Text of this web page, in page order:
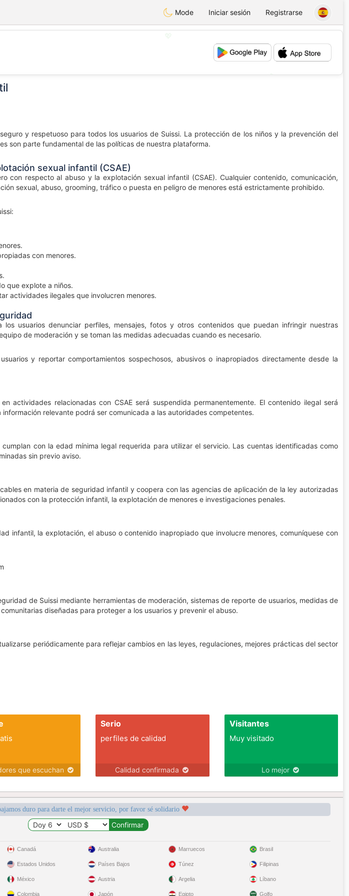
Mode Iniciar sesión Registrarse
💕
y respetuoso para todos los usuarios de Suissi. La protección de los niños y la prevención del
son parte fundamental de las políticas de nuestra plataforma.
sexual infantil (CSAE)
con respecto al abuso y la explotación sexual infantil (CSAE). Cualquier contenido, comunicación,
sexual, abuso, grooming, tráfico o puesta en peligro de menores está estrictamente prohibido.
con menores.
que explote a niños.
actividades ilegales que involucren menores.
los usuarios denunciar perfiles, mensajes, fotos y otros contenidos que puedan infringir nuestras
de moderación y se toman las medidas adecuadas cuando es necesario.
y reportar comportamientos sospechosos, abusivos o inapropiados directamente desde la
actividades relacionadas con CSAE será suspendida permanentemente. El contenido ilegal será
relevante podrá ser comunicada a las autoridades competentes.
con la edad mínima legal requerida para utilizar el servicio. Las cuentas identificadas como
sin previo aviso.
en materia de seguridad infantil y coopera con las agencias de aplicación de la ley autorizadas
con la protección infantil, la explotación de menores e investigaciones penales.
infantil, la explotación, el abuso o contenido inapropiado que involucre menores, comuníquese con
de Suissi mediante herramientas de moderación, sistemas de reporte de usuarios, medidas de
diseñadas para proteger a los usuarios y prevenir el abuso.
periódicamente para reflejar cambios en las leyes, regulaciones, mejores prácticas del sector
que escuchan
Serio
perfiles de calidad
Calidad confirmada
Visitantes
Muy visitado
Lo mejor
duro para darte el mejor servicio, por favor sé solidario
Canadá
Estados Unidos
México
Colombia
Australia
Países Bajos
Austria
Japón
Marruecos
Túnez
Argelia
Egipto
Brasil
Filipinas
Líbano
Golfo